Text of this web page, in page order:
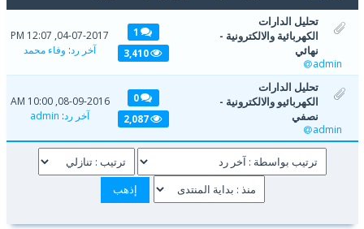
تحليل الدارات
الكهربائية والالكترونية -
نهائي
admin
1
3,410
04-07-2017, 12:07 PM
آخر رد:وفاء محمد
تحليل الدارات
الكهربائيو والالكترونية -
نصفي
admin
0
2,087
08-09-2016, 10:00 AM
آخر رد:
admin